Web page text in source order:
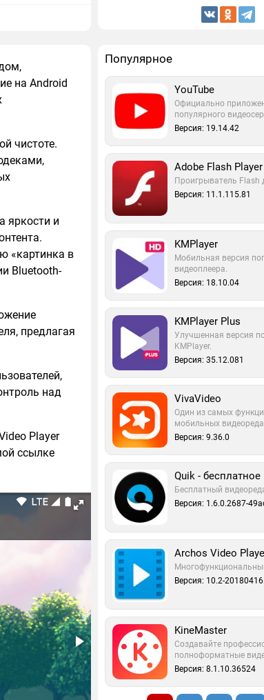
на Android
чистоте.
яркости и
«картинка в
Bluetooth-
предлагая
над
Player
ссылке
Популярное
YouTube
Официально
популярного
Версия: 19.14.42
Adobe Flash Player
Проигрыватель Flash
Версия: 11.1.115.81
KMPlayer
Мобильная версия
видеоплеера.
Версия: 18.10.04
KMPlayer Plus
Улучшенная версия
KMPlayer.
Версия: 35.12.081
VivaVideo
Один из самых
мобильных
Версия: 9.36.0
Quik -
Бесплатный
Версия: 1.6.0.2687-
Archos Video
Версия: 10.2-
KineMaster
Создавайте
полноформатные
Версия: 8.1.10.36524